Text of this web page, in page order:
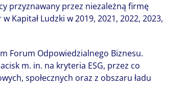
przyznawany przez niezależną firmę
Kapitał Ludzki w 2019, 2021, 2022, 2023,
Forum Odpowiedzialnego Biznesu.
m. in. na kryteria ESG, przez co
społecznych oraz z obszaru ładu